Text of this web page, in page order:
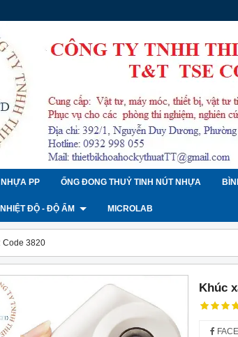
PP ỐNG ĐONG THUỶ TINH NÚT NHỰA
ĐỘ - ĐỘ ẨM MICROLAB
Code 3820
Khúc